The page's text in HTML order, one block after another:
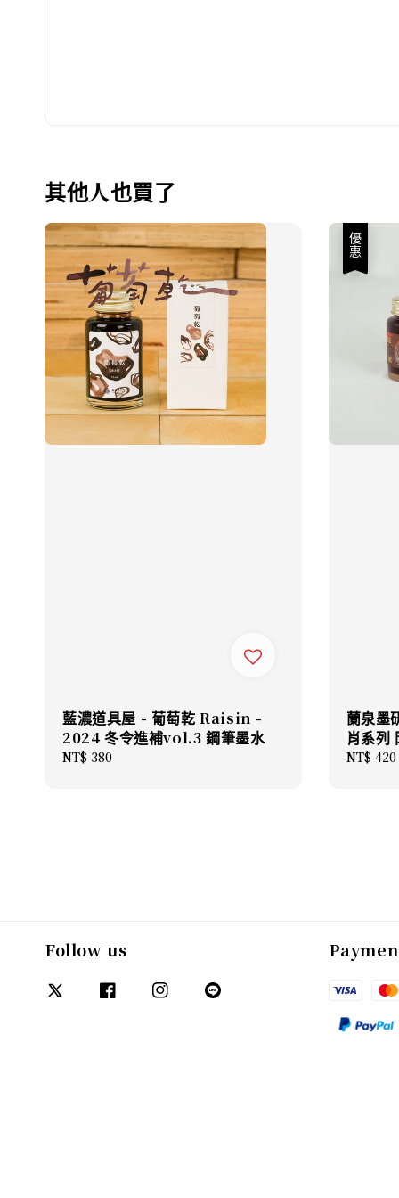
其他人也買了
藍濃道具屋 - 葡萄乾 Raisin -
2024 冬令進補vol.3 鋼筆墨水
Regular
NT$ 380
優惠
蘭泉墨
肖系列
Sale
NT$ 420
Follow us